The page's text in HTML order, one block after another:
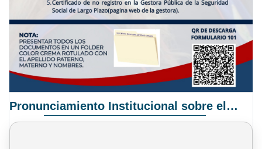
Pronunciamiento Institucional sobre el Proyecto de Ley N° 068/2025-2026 C.S.